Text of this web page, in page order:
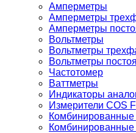
Амперметры
Амперметры
Амперметры
Вольтметры
Вольтметры
Вольтметры
Частотомер
Ваттметры
Индикаторы
Измерители COS F